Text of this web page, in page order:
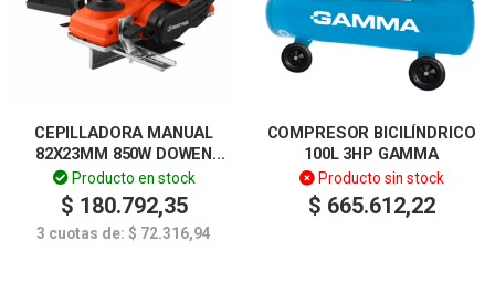
CEPILLADORA MANUAL
82X23MM 850W DOWEN
PAGIO
Producto en stock
$ 180.792,35
3 cuotas de: $ 72.316,94
COMPRESOR BICILÍNDRICO
100L 3HP GAMMA
Producto sin stock
$ 665.612,22